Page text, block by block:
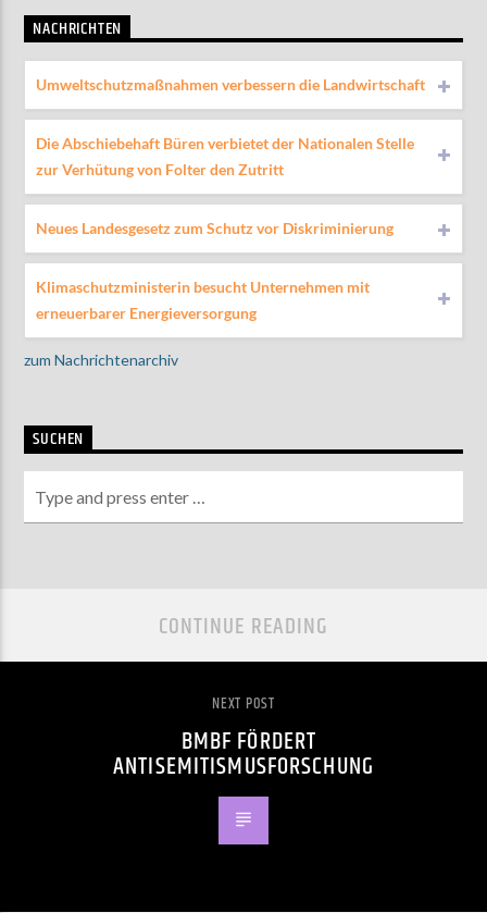
NACHRICHTEN
Umweltschutzmaßnahmen verbessern die Landwirtschaft
Die Abschiebehaft Büren verbietet der Nationalen Stelle
zur Verhütung von Folter den Zutritt
Neues Landesgesetz zum Schutz vor Diskriminierung
Klimaschutzministerin besucht Unternehmen mit
erneuerbarer Energieversorgung
zum Nachrichtenarchiv
SUCHEN
CONTINUE READING
NEXT POST
BMBF FÖRDERT
ANTISEMITISMUSFORSCHUNG